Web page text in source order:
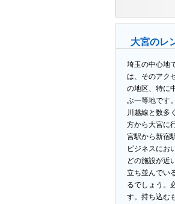
大宮のレ
埼玉の中心地
は、そのアク
の地区、特に
ぶ一等地です
川越線と数多
方から大宮に
宮駅から新宿
ビジネスにお
どの施設が近
立ち並んでい
るでしょう。
す。持ち込む